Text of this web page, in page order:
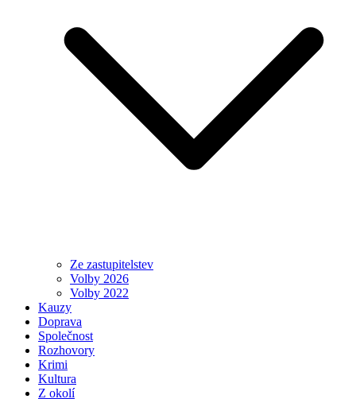
Ze zastupitelstev
Volby 2026
Volby 2022
Kauzy
Doprava
Společnost
Rozhovory
Krimi
Kultura
Z okolí